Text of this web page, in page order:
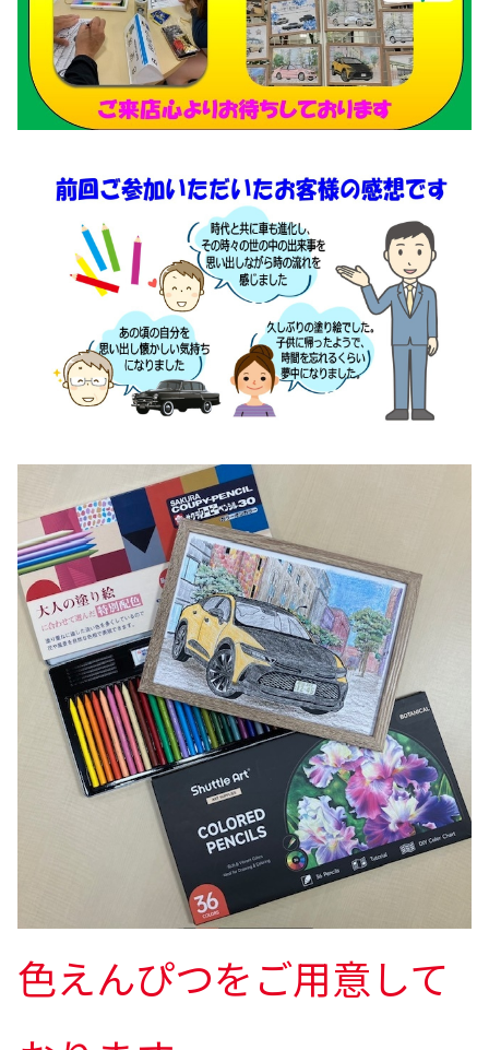
色えんぴつをご用意して